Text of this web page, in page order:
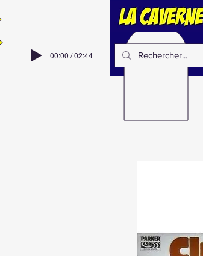
00:00 / 02:44